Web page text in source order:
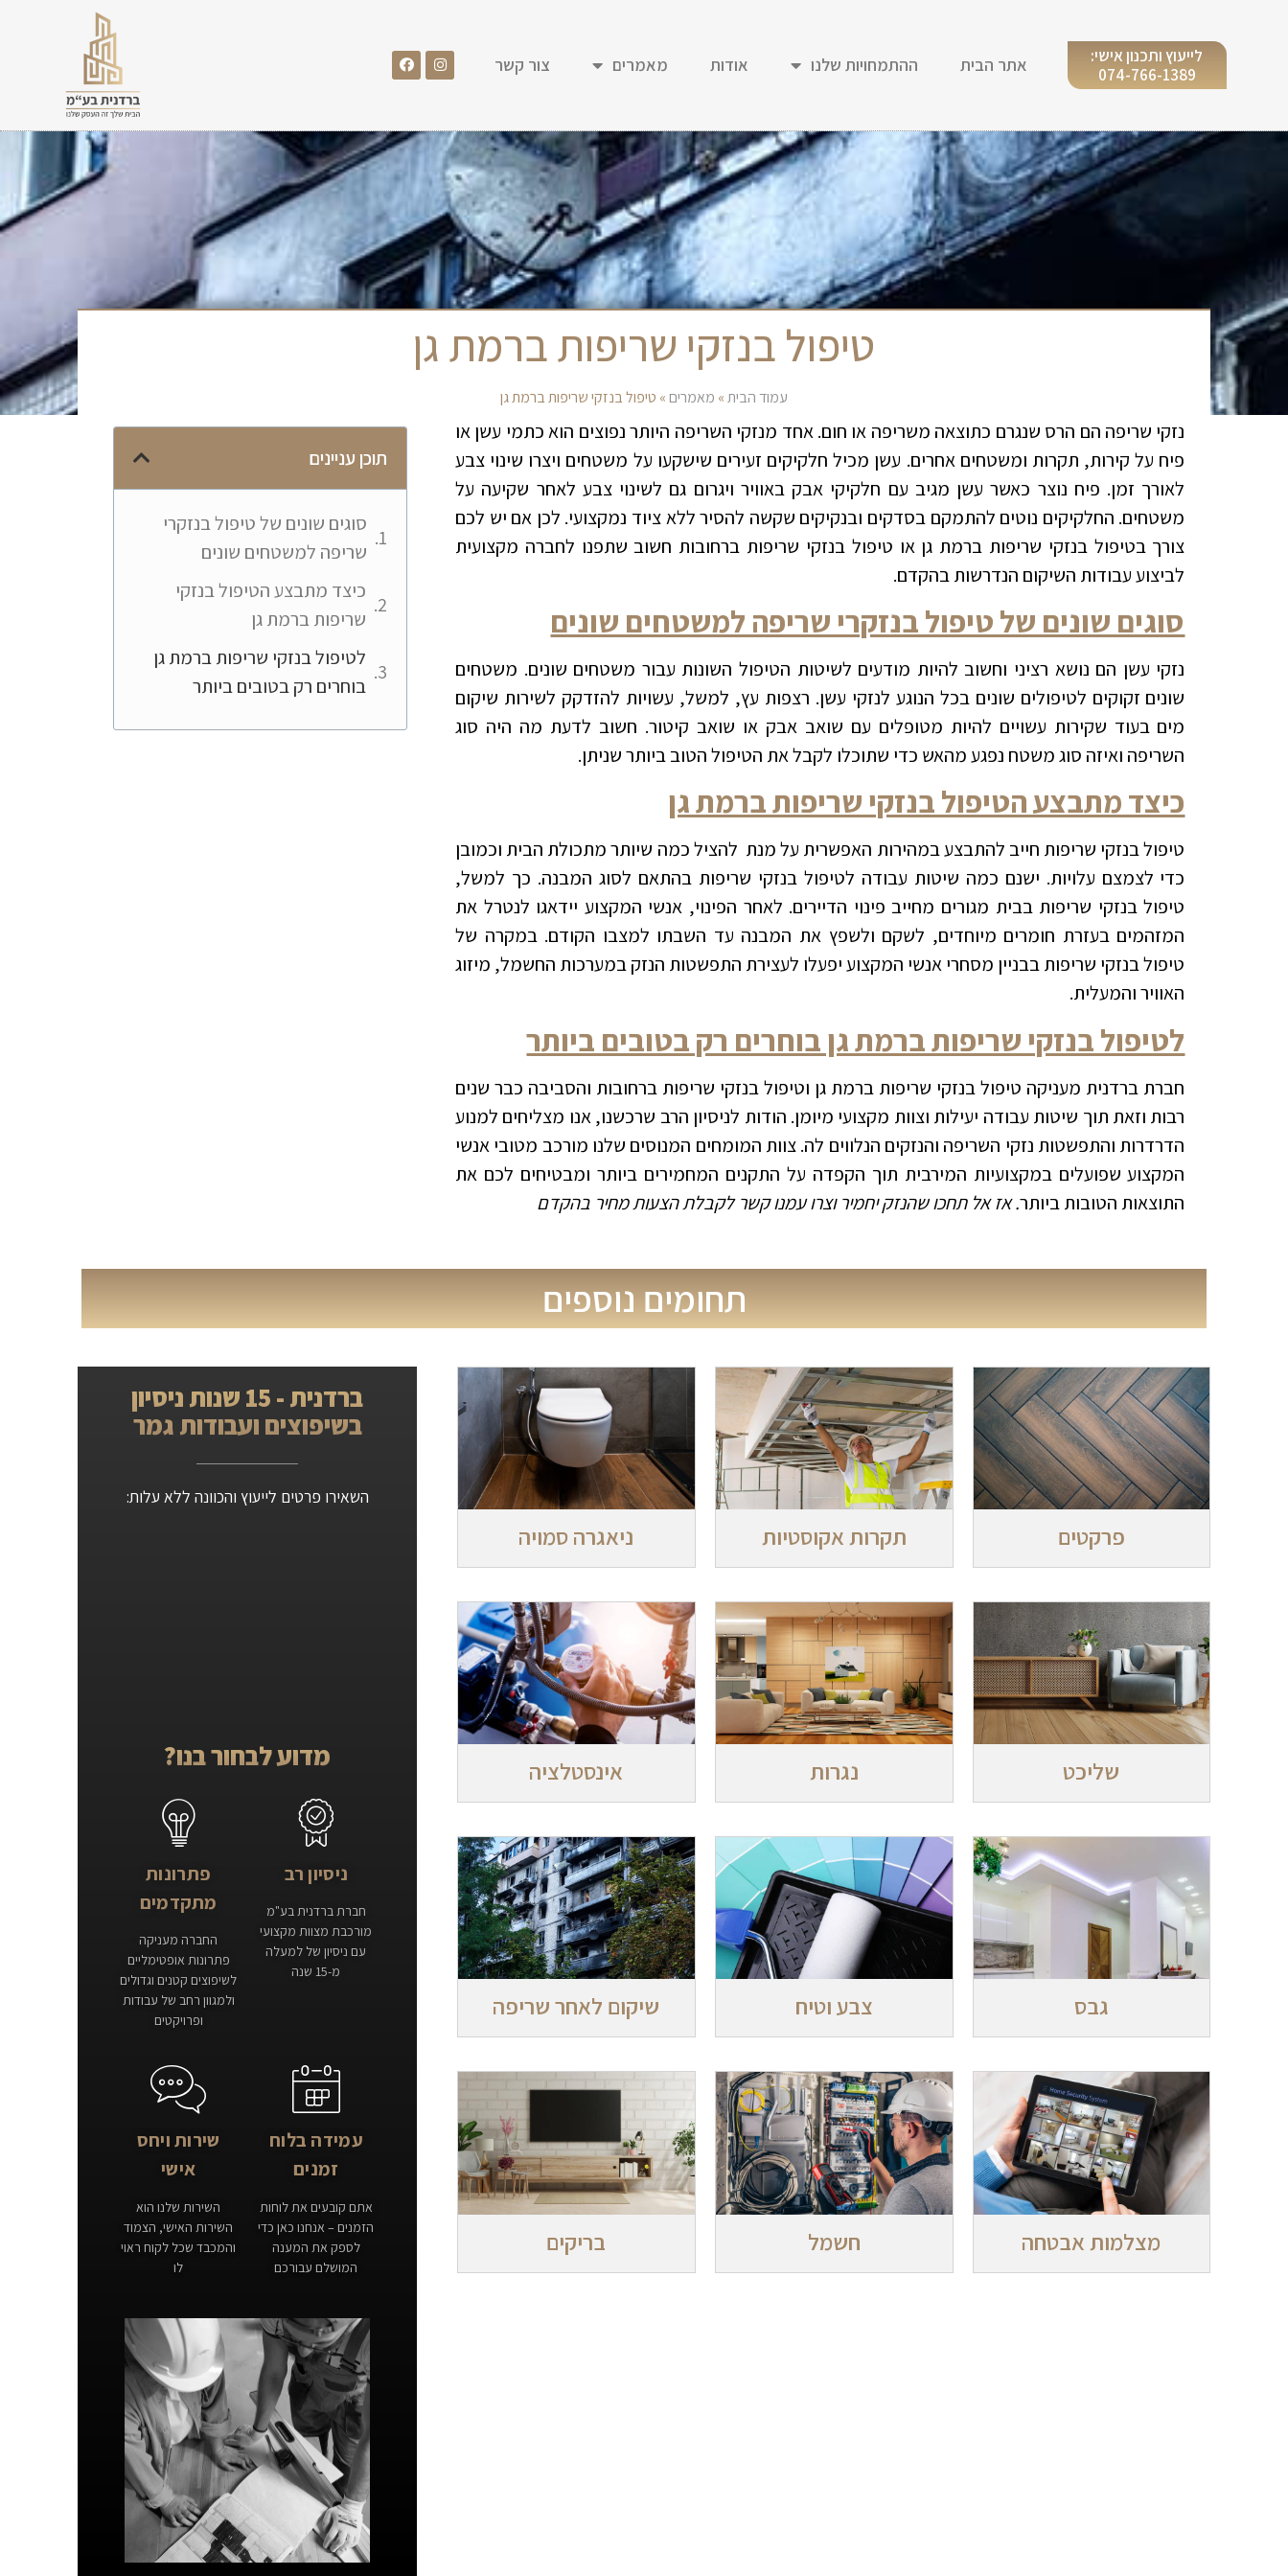
לייעוץ ותכנון אישי:
074-766-1389
אתר הבית ההתמחויות שלנו אודות מאמרים צור קשר
טיפול בנזקי שריפות ברמת גן
עמוד הבית» מאמרים » טיפול בנזקי שריפות ברמת גן
נזקי שריפה הם הרס שנגרם כתוצאה משריפה או חום. אחד מנזקי השריפה היותר נפוצים הוא כתמי עשן או
פיח על קירות, תקרות ומשטחים אחרים. עשן מכיל חלקיקים זעירים שישקעו על משטחים ויצרו שינוי צבע
לאורך זמן. פיח נוצר כאשר עשן מגיב עם חלקיקי אבק באוויר ויגרום גם לשינוי צבע לאחר שקיעה על
משטחים. החלקיקים נוטים להתמקם בסדקים ובנקיקים שקשה להסיר ללא ציוד נמקצועי. לכן אם יש לכם
צורך בטיפול בנזקי שריפות ברמת גן או טיפול בנזקי שריפות ברחובות חשוב שתפנו לחברה מקצועית
לביצוע עבודות השיקום הנדרשות בהקדם.
סוגים שונים של טיפול בנזקרי שריפה למשטחים שונים
נזקי עשן הם נושא רציני וחשוב להיות מודעים לשיטות הטיפול השונות עבור משטחים שונים. משטחים
שונים זקוקים לטיפולים שונים בכל הנוגע לנזקי עשן. רצפות עץ, למשל, עשויות להזדקק לשירות שיקום
מים בעוד שקירות עשויים להיות מטופלים עם שואב אבק או שואב קיטור. חשוב לדעת מה היה סוג
השריפה ואיזה סוג משטח נפגע מהאש כדי שתוכלו לקבל את הטיפול הטוב ביותר שניתן.
כיצד מתבצע הטיפול בנזקי שריפות ברמת גן
טיפול בנזקי שריפות חייב להתבצע במהירות האפשרית על מנת להציל כמה שיותר מתכולת הבית וכמובן
כדי לצמצם עלויות. ישנם כמה שיטות עבודה לטיפול בנזקי שריפות בהתאם לסוג המבנה. כך למשל,
טיפול בנזקי שריפות בבית מגורים מחייב פינוי הדיירים. לאחר הפינוי, אנשי המקצוע יידאגו לנטרל את
המזהמים בעזרת חומרים מיוחדים, לשקם ולשפץ את המבנה עד השבתו למצבו הקודם. במקרה של
טיפול בנזקי שריפות בבניין מסחרי אנשי המקצוע יפעלו לעצירת התפשטות הנזק במערכות החשמל, מיזוג
האוויר והמעלית.
לטיפול בנזקי שריפות ברמת גן בוחרים רק בטובים ביותר
חברת ברדנית מעניקה טיפול בנזקי שריפות ברמת גן וטיפול בנזקי שריפות ברחובות והסביבה כבר שנים
רבות וזאת תוך שיטות עבודה יעילות וצוות מקצועי מיומן. הודות לניסיון הרב שרכשנו, אנו מצליחים למנוע
הדרדרות והתפשטות נזקי השריפה והנזקים הנלווים לה. צוות המומחים המנוסים שלנו מורכב מטובי אנשי
המקצוע שפועלים במקצועיות המירבית תוך הקפדה על התקנים המחמירים ביותר ומבטיחים לכם את
התוצאות הטובות ביותר. אז אל תחכו שהנזק יחמיר וצרו עמנו קשר לקבלת הצעות מחיר בהקדם
תוכן עניינים
סוגים שונים של טיפול בנזקרי
שריפה למשטחים שונים
כיצד מתבצע הטיפול בנזקי
שריפות ברמת גן
לטיפול בנזקי שריפות ברמת גן
בוחרים רק בטובים ביותר
תחומים נוספים
פרקטים תקרות אקוסטיות ניאגרה סמויה
שליכט נגרות אינסטלציה
גבס צבע וטיח שיקום לאחר שריפה
מצלמות אבטחה חשמל בריקים
ברדנית - 15 שנות ניסיון
בשיפוצים ועבודות גמר
השאירו פרטים לייעוץ והכוונה ללא עלות:
מדוע לבחור בנו?
ניסיון רב
חברת ברדנית בע"מ
מורכבת מצוות מקצועי
עם ניסיון של למעלה
מ-15 שנה
פתרונות
מתקדמים
החברה מעניקה
פתרונות אופטימליים
לשיפוצים קטנים וגדולים
ולמגוון רחב של עבודות
ופרויקטים
עמידה בלוח
זמנים
אתם קובעים את לוחות
הזמנים – אנחנו כאן כדי
לספק את המענה
המושלם עבורכם
שירות ויחס
אישי
השירות שלנו הוא
השירות האישי, הצמוד
והמכבד שכל לקוח ראוי
לו